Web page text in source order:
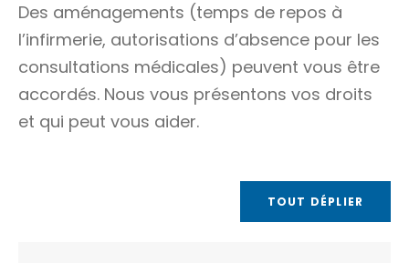
Des aménagements (temps de repos à
l’infirmerie, autorisations d’absence pour les
consultations médicales) peuvent vous être
accordés. Nous vous présentons vos droits
et qui peut vous aider.
TOUT DÉPLIER